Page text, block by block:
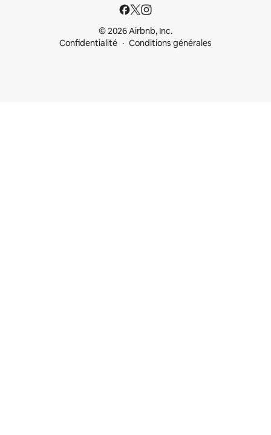
© 2026 Airbnb, Inc.
Confidentialité
Conditions générales